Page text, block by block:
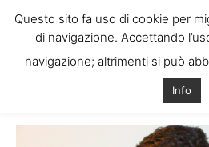
Tag: dj french cork
Questo sito fa uso di cookie per
di navigazione. Accettando
navigazione; altrimenti si può
Info